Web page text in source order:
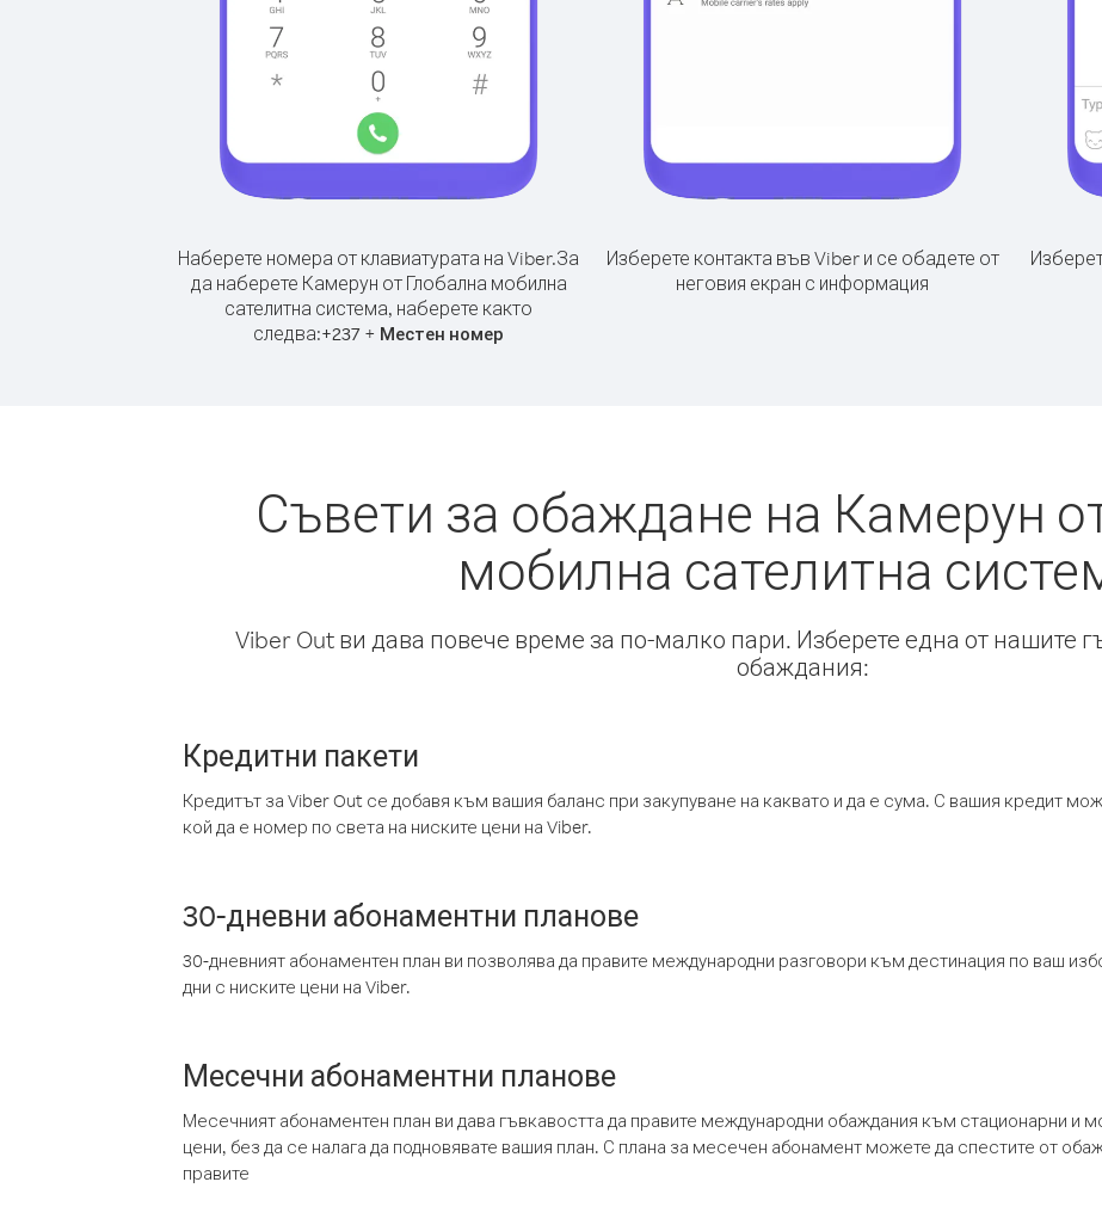
Наберете номера от клавиатурата на Viber.За
да наберете Камерун от Глобална мобилна
сателитна система, наберете както
следва:+237 + Местен номер
Изберете контакта във Viber и се обадете от
неговия екран с информация
Съвети за обаждане на Камерун
мобилна сателитна
Viber Out ви дава повече време за по-малко пари. Изберете една от нашите
обаждания:
Кредитни пакети
Кредитът за Viber Out се добавя към вашия баланс при закупуване на каквато и да е сума. С вашия кредит
кой да е номер по света на ниските цени на Viber.
30-дневни абонаментни планове
30-дневният абонаментен план ви позволява да правите международни разговори към дестинация по ваш
дни с ниските цени на Viber.
Месечни абонаментни планове
Месечният абонаментен план ви дава гъвкавостта да правите международни обаждания към стационарни и
цени, без да се налага да подновявате вашия план. С плана за месечен абонамент можете да спестите от
правите